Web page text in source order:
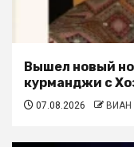
Вышел новый
курманджи с
07.08.2026 ВИАН